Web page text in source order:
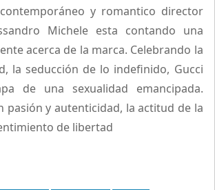
y romantico director
Michele esta contando una
acerca de la marca. Celebrando la
la seducción de lo indefinido, Gucci
de una sexualidad emancipada.
pasión y autenticidad, la actitud de la
de libertad